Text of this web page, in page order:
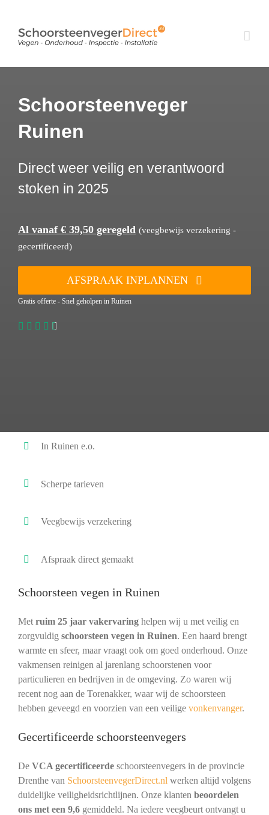
inhoud
Schoorsteenveger
Ruinen
Direct weer veilig en verantwoord
stoken in 2025
Al vanaf € 39,50 geregeld (veegbewijs verzekering -
gecertificeerd)
AFSPRAAK INPLANNEN
Gratis offerte - Snel geholpen in Ruinen
In Ruinen e.o.
Scherpe tarieven
Veegbewijs verzekering
Afspraak direct gemaakt
Schoorsteen vegen in Ruinen
Met ruim 25 jaar vakervaringhelpen wij u met veilig en
zorgvuldig schoorsteen vegen in Ruinen. Een haard brengt
warmte en sfeer, maar vraagt ook om goed onderhoud. Onze
vakmensen reinigen al jarenlang schoorstenen voor
particulieren en bedrijven in de omgeving. Zo waren wij
recent nog aan de Torenakker, waar wij de schoorsteen
hebben geveegd en voorzien van een veilige vonkenvanger.
Gecertificeerde schoorsteenvegers
De VCA gecertificeerdeschoorsteenvegers in de provincie
Drenthe van SchoorsteenvegerDirect.nl werken altijd volgens
duidelijke veiligheidsrichtlijnen. Onze klanten beoordelen
ons met een 9,6gemiddeld. Na iedere veegbeurt ontvangt u